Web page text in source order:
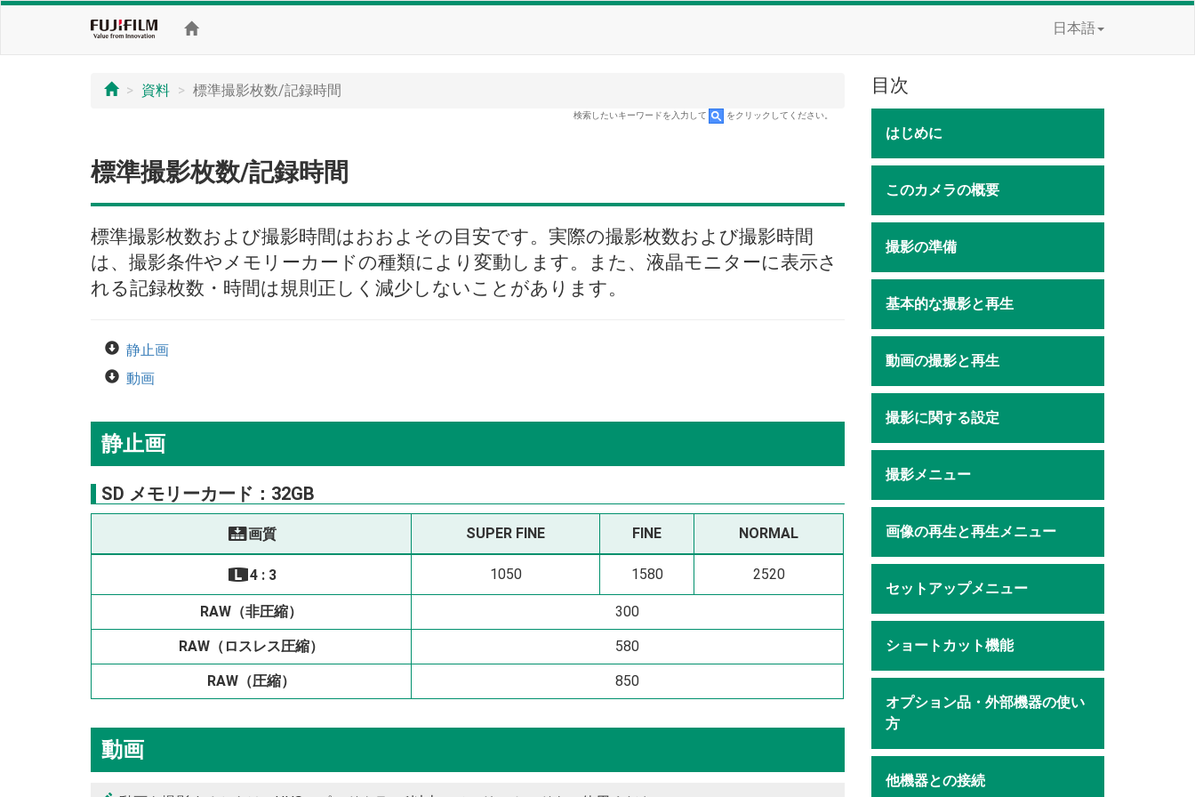
日本語
資料 標準撮影枚数/記録時間
検索したいキーワードを入力して をクリックしてください。
標準撮影枚数/記録時間
標準撮影枚数および撮影時間はおおよその目安です。実際の撮影枚数および撮影時間
は、撮影条件やメモリーカードの種類により変動します。また、液晶モニターに表示さ
れる記録枚数・時間は規則正しく減少しないことがあります。
静止画
動画
静止画
SD メモリーカード：32GB
T 画質 SUPER FINE FINE NORMAL
O 4 : 3 1050 1580 2520
RAW （非圧縮） 300
RAW （ロスレス圧縮） 580
RAW （圧縮） 850
動画
目次
はじめに
このカメラの概要
撮影の準備
基本的な撮影と再生
動画の撮影と再生
撮影に関する設定
撮影メニュー
画像の再生と再生メニュー
セットアップメニュー
ショートカット機能
オプション品・外部機器の使い
方
他機器との接続